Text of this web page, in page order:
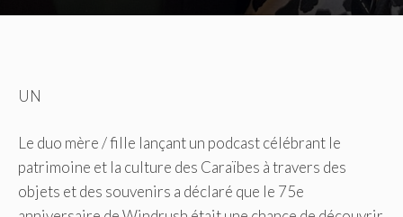
UN
Le duo mère / fille lançant un podcast célébrant le
patrimoine et la culture des Caraïbes à travers des
objets et des souvenirs a déclaré que le 75e